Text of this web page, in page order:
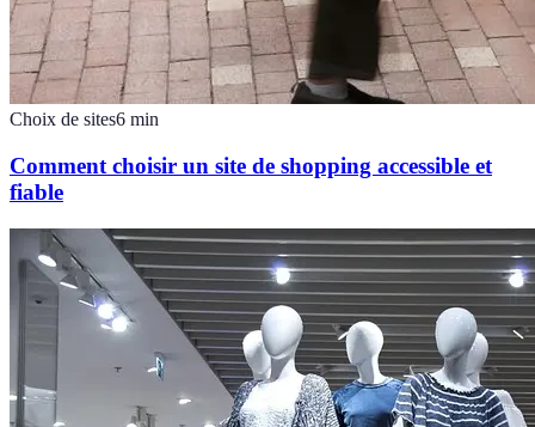
Choix de sites6 min
Comment choisir un site de shopping accessible et
fiable